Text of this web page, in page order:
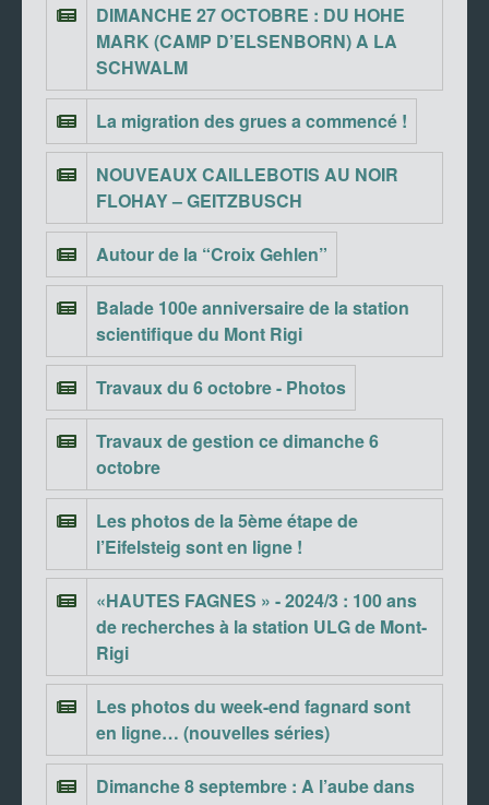
DIMANCHE 27 OCTOBRE : DU HOHE
MARK (CAMP D’ELSENBORN) A LA
SCHWALM
La migration des grues a commencé !
NOUVEAUX CAILLEBOTIS AU NOIR
FLOHAY – GEITZBUSCH
Autour de la “Croix Gehlen”
Balade 100e anniversaire de la station
scientifique du Mont Rigi
Travaux du 6 octobre - Photos
Travaux de gestion ce dimanche 6
octobre
Les photos de la 5ème étape de
l’Eifelsteig sont en ligne !
«HAUTES FAGNES » - 2024/3 : 100 ans
de recherches à la station ULG de Mont-
Rigi
Les photos du week-end fagnard sont
en ligne… (nouvelles séries)
Dimanche 8 septembre : A l’aube dans